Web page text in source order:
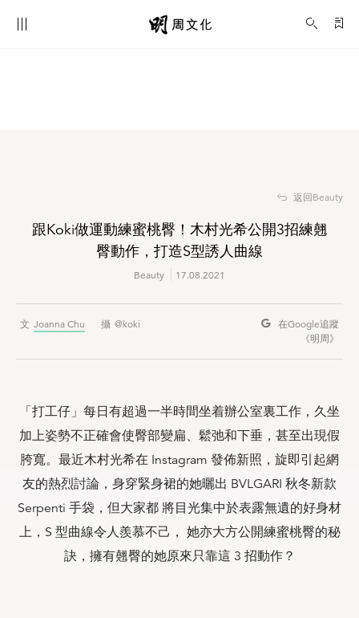
跟Koki做運動練蜜桃臀！木村光希公開3招練翹臀動作，打造S型誘人曲線
返回Beauty
跟Koki做運動練蜜桃臀！木村光希公開3招練翹
臀動作，打造S型誘人曲線
Beauty 17.08.2021
Joanna Chu @koki 在Google追蹤
《明周》
「打工仔」每日有超過一半時間坐着辦公室裏工作，久坐
加上姿勢不正確會使臀部變扁、鬆弛和下垂，甚至出現假
胯寬。最近木村光希在 Instagram 發佈新照，旋即引起網
友的熱烈討論，身穿緊身裙的她曬出 BVLGARI 秋冬新款
Serpenti 手袋，但大家都 將目光集中於表露無遺的好身材
上，S 型曲線令人羨慕不己， 她亦大方公開練蜜桃臀的秘
訣，擁有翹臀的她原來只靠這 3 招動作？